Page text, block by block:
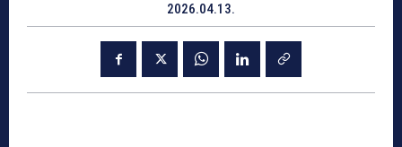
2026.04.13.